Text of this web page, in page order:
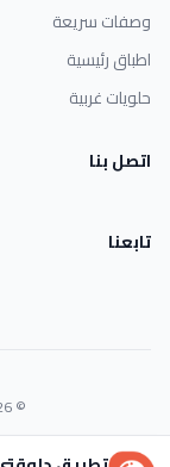
وصفات سريعة
اطباق رئيسية
حلويات غربية
اتصل بنا
تابعنا
© 2026 Dlwaqty. جميع الحقوق محفوظة.